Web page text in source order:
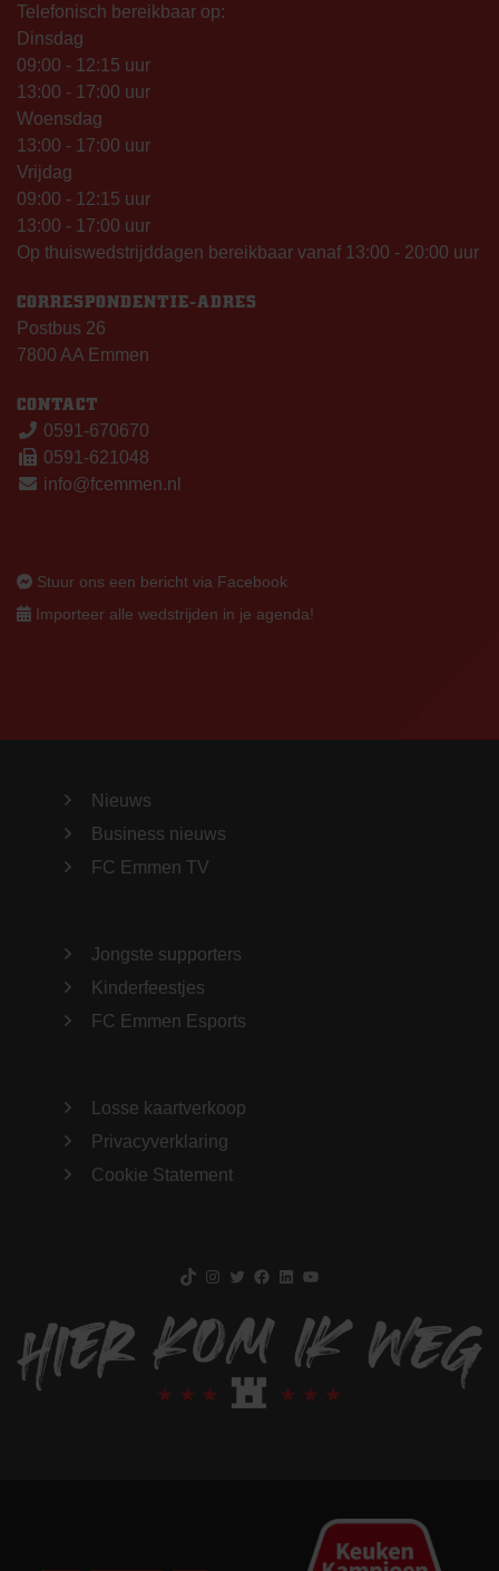
Telefonisch bereikbaar op:
Dinsdag
09:00 - 12:15 uur
13:00 - 17:00 uur
Woensdag
13:00 - 17:00 uur
Vrijdag
09:00 - 12:15 uur
13:00 - 17:00 uur
Op thuiswedstrijddagen bereikbaar vanaf 13:00 - 20:00 uur
CORRESPONDENTIE-ADRES
Postbus 26
7800 AA Emmen
CONTACT
0591-670670
0591-621048
info@fcemmen.nl
Stuur ons een bericht via Facebook
Importeer alle wedstrijden in je agenda!
Nieuws
Business nieuws
FC Emmen TV
Jongste supporters
Kinderfeestjes
FC Emmen Esports
Losse kaartverkoop
Privacyverklaring
Cookie Statement